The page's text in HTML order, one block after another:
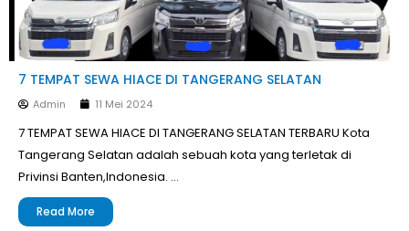
7 TEMPAT SEWA HIACE DI TANGERANG SELATAN
Admin 11 Mei 2024
7 TEMPAT SEWA HIACE DI TANGERANG SELATAN TERBARU Kota
Tangerang Selatan adalah sebuah kota yang terletak di
Privinsi Banten,Indonesia. …
Read More